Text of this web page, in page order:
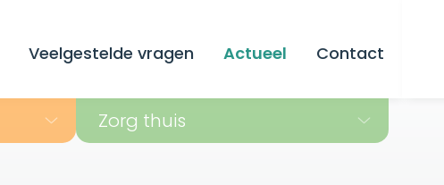
Veelgestelde vragen Actueel Contact
Zorg thuis